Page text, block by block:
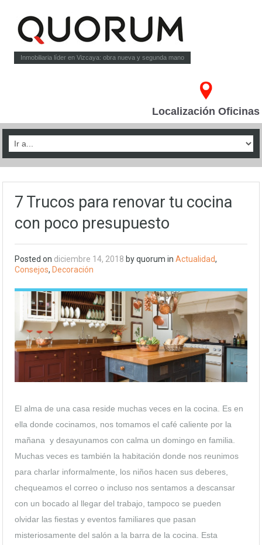
Inmobiliaria líder en Vizcaya: obra nueva y segunda mano
Localización Oficinas
7 Trucos para renovar tu cocina
con poco presupuesto
Posted on diciembre 14, 2018 by quorum in Actualidad,
Consejos, Decoración
El alma de una casa reside muchas veces en la cocina. Es en
ella donde cocinamos, nos tomamos el café caliente por la
mañana y desayunamos con calma un domingo en familia.
Muchas veces es también la habitación donde nos reunimos
para charlar informalmente, los niños hacen sus deberes,
chequeamos el correo o incluso nos sentamos a descansar
con un bocado al llegar del trabajo, tampoco se pueden
olvidar las fiestas y eventos familiares que pasan
misteriosamente del salón a la barra de la cocina. Esta